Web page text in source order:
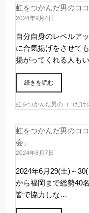
虹をつかんだ男のコ
2024年9月4日
自分自身のレベルア
に合気揚げをさせて
揚がってくれる人も
続きを読む
虹をつかんだ男のココだけ
虹をつかんだ男のコ
会」
2024年8月7日
2024年6月29(土)～
から福岡まで総勢40
皆で協力しな…